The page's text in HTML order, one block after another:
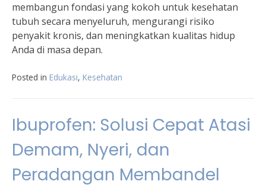
membangun fondasi yang kokoh untuk kesehatan
tubuh secara menyeluruh, mengurangi risiko
penyakit kronis, dan meningkatkan kualitas hidup
Anda di masa depan.
Posted in Edukasi, Kesehatan
Ibuprofen: Solusi Cepat Atasi
Demam, Nyeri, dan
Peradangan Membandel